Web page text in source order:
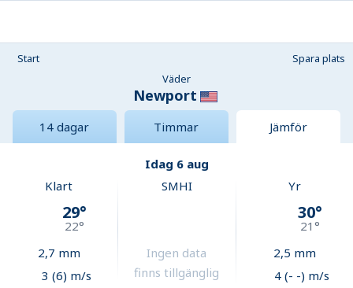
Start
Spara plats
Väder
Newport
14 dagar Timmar Jämför
Idag 6 aug
Klart
29°
22°
2,7 mm
3 (6) m/s
SMHI
Ingen data
finns tillgänglig
Yr
30°
21°
2,5 mm
4 (- -) m/s